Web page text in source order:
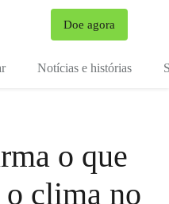
Doe agora
Notícias e histórias
o que
o clima no